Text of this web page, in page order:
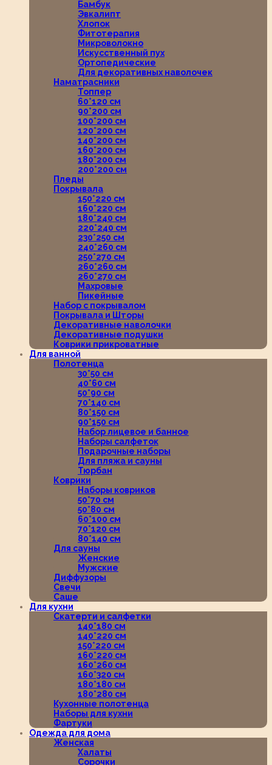
Бамбук
Эвкалипт
Хлопок
Фитотерапия
Микроволокно
Искусственный пух
Ортопедические
Для декоративных наволочек
Наматрасники
Топпер
60*120 см
90*200 см
100*200 см
120*200 см
140*200 см
160*200 см
180*200 см
200*200 см
Пледы
Покрывала
150*220 см
160*220 см
180*240 см
220*240 см
230*250 см
240*260 см
250*270 см
260*260 см
260*270 см
Махровые
Пикейные
Набор с покрывалом
Покрывала и Шторы
Декоративные наволочки
Декоративные подушки
Коврики прикроватные
Для ванной
Полотенца
30*50 см
40*60 см
50*90 см
70*140 см
80*150 см
90*150 см
Набор лицевое и банное
Наборы салфеток
Подарочные наборы
Для пляжа и сауны
Тюрбан
Коврики
Наборы ковриков
50*70 см
50*80 см
60*100 см
70*120 см
80*140 см
Для сауны
Женские
Мужские
Диффузоры
Свечи
Саше
Для кухни
Скатерти и салфетки
140*180 см
140*220 см
150*220 см
160*220 см
160*260 см
160*320 см
180*180 см
180*280 см
Кухонные полотенца
Наборы для кухни
Фартуки
Одежда для дома
Женская
Халаты
Сорочки